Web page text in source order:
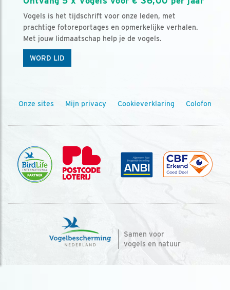
Vogels is het tijdschrift voor onze leden, met
prachtige fotoreportages en opmerkelijke verhalen.
Met jouw lidmaatschap help je de vogels.
WORD LID
Onze sites Mijn privacy Cookieverklaring Colofon
Samen voor
vogels en natuur